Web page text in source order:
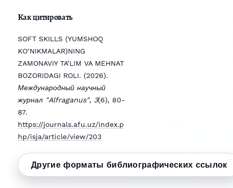
Как цитировать
SOFT SKILLS (YUMSHOQ
KO‘NIKMALAR)NING
ZAMONAVIY TA’LIM VA MEHNAT
BOZORIDAGI ROLI. (2026).
Международный научный
журнал "Alfraganus", 3(6), 80-
87.
https://journals.afu.uz/index.p
hp/isja/article/view/203
Другие форматы библиографических ссылок